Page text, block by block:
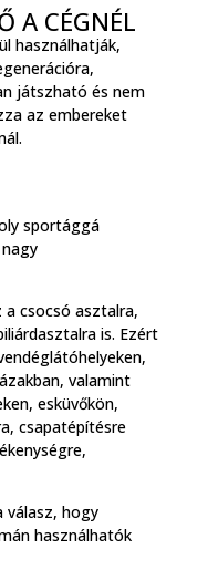
A CÉGNÉL
használhatják,
játszható és nem
az embereket
sportággá
csocsó asztalra,
is. Ezért
valamint
esküvőkön,
csapatépítésre
válasz, hogy
használhatók